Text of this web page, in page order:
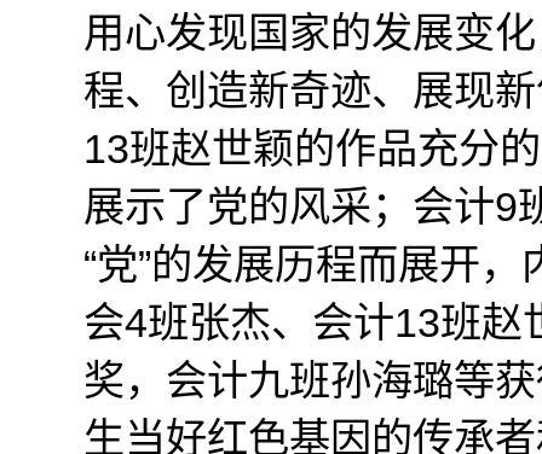
用心发现国家的发展变
程、创造新奇迹、展现
13班赵世颖的作品充分
展示了党的风采；会计9
“党”的发展历程而展开
会4班张杰、会计13班
奖，会计九班孙海璐等
生当好红色基因的传承